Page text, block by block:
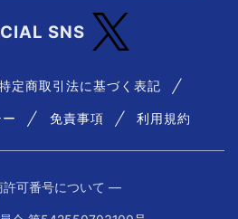
SNS
定商取引法に基づく表記
免責事項 利用規約
可番号について ―